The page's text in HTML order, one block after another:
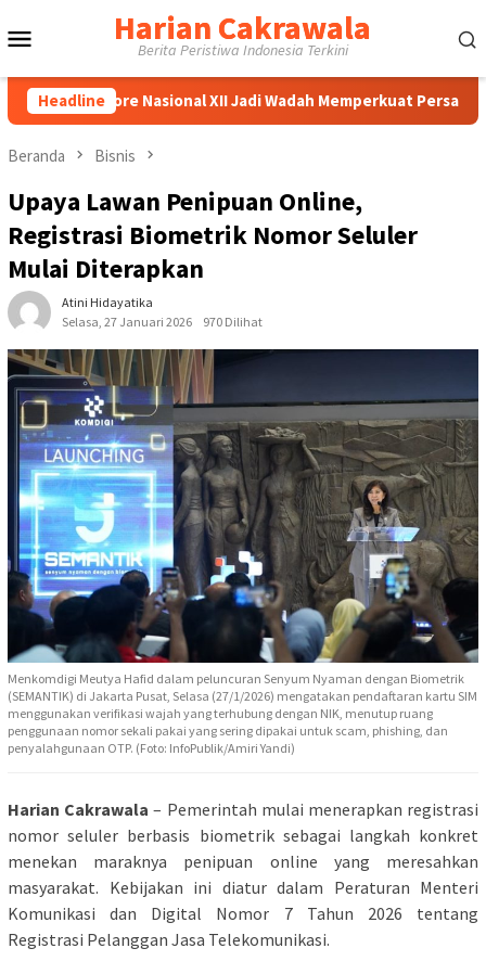
ke
Harian Cakrawala
Berita Peristiwa Indonesia Terkini
Headline
Nasional XII Jadi Wadah Memperkuat Persatuan,
Beranda Bisnis
Upaya Lawan Penipuan Online,
Registrasi Biometrik Nomor Seluler
Mulai Diterapkan
Atini Hidayatika
Selasa, 27 Januari 2026
970 Dilihat
Menkomdigi Meutya Hafid dalam peluncuran Senyum Nyaman dengan Biometrik
(SEMANTIK) di Jakarta Pusat, Selasa (27/1/2026) mengatakan pendaftaran kartu SIM
menggunakan verifikasi wajah yang terhubung dengan NIK, menutup ruang
penggunaan nomor sekali pakai yang sering dipakai untuk scam, phishing, dan
penyalahgunaan OTP. (Foto: InfoPublik/Amiri Yandi)
Harian Cakrawala – Pemerintah mulai menerapkan registrasi
nomor seluler berbasis biometrik sebagai langkah konkret
menekan maraknya penipuan online yang meresahkan
masyarakat. Kebijakan ini diatur dalam Peraturan Menteri
Komunikasi dan Digital Nomor 7 Tahun 2026 tentang
Registrasi Pelanggan Jasa Telekomunikasi.